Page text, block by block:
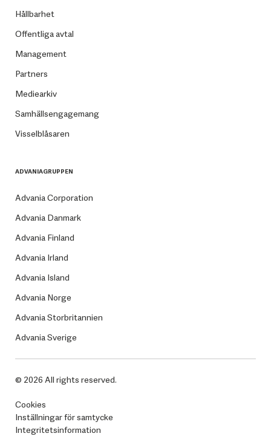
Hållbarhet
Offentliga avtal
Management
Partners
Mediearkiv
Samhällsengagemang
Visselblåsaren
ADVANIAGRUPPEN
Advania Corporation
Advania Danmark
Advania Finland
Advania Irland
Advania Island
Advania Norge
Advania Storbritannien
Advania Sverige
© 2026 All rights reserved.
Cookies
Inställningar för samtycke
Integritetsinformation